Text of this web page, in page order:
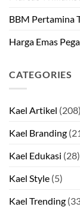
BBM Pertamina
Harga Emas
CATEGORIES
Kael Artikel (208)
Kael Branding
Kael Edukasi (28)
Kael Style (5)
Kael Trending